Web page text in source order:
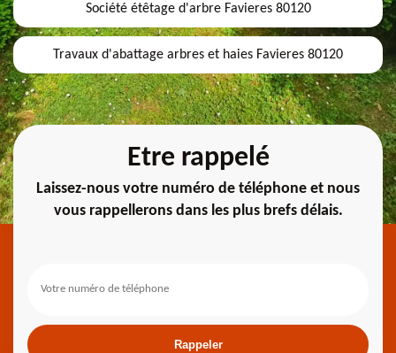
Société étêtage d'arbre Favieres 80120
Travaux d'abattage arbres et haies Favieres 80120
Etre rappelé
Laissez-nous votre numéro de téléphone et nous
vous rappellerons dans les plus brefs délais.